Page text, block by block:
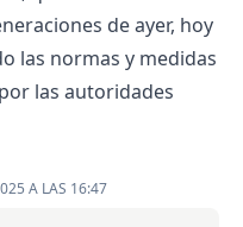
de ayer, hoy
las normas y medidas
las autoridades
A LAS 16:47